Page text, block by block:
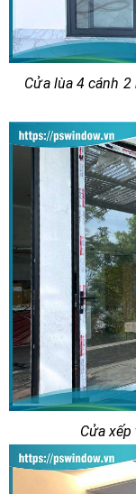
Cửa lùa 4 cánh
Cửa